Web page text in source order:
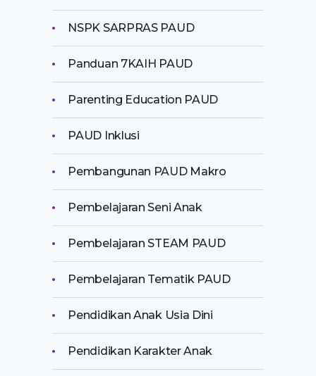
NSPK SARPRAS PAUD
Panduan 7KAIH PAUD
Parenting Education PAUD
PAUD Inklusi
Pembangunan PAUD Makro
Pembelajaran Seni Anak
Pembelajaran STEAM PAUD
Pembelajaran Tematik PAUD
Pendidikan Anak Usia Dini
Pendidikan Karakter Anak